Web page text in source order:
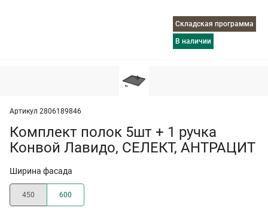
Складская программа
в наличии
Артикул 2806189846
Комплект полок 5шт + 1 ручка
Конвой Лавидо, СЕЛЕКТ, АНТРАЦИТ
Ширина фасада
450 600